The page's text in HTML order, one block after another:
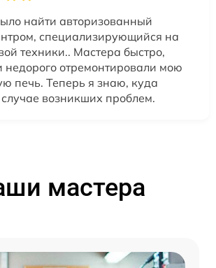
найти авторизованный
специализирующийся на
техники.. Мастера быстро,
недорого отремонтировали мою
печь. Теперь я знаю, куда
возникших проблем.
мастера